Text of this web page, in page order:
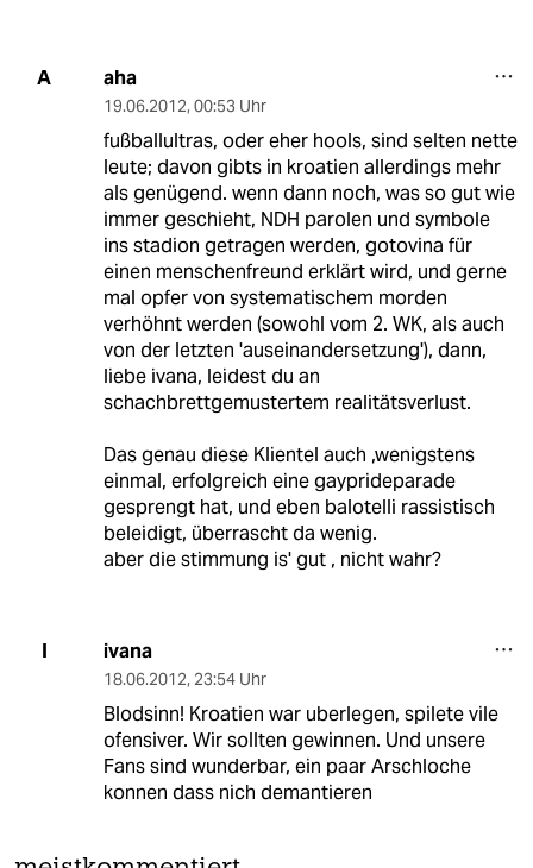
A aha
19.06.2012, 00:53 Uhr
fußballultras, oder eher hools, sind selten nette
leute; davon gibts in kroatien allerdings mehr
als genügend. wenn dann noch, was so gut wie
immer geschieht, NDH parolen und symbole
ins stadion getragen werden, gotovina für
einen menschenfreund erklärt wird, und gerne
mal opfer von systematischem morden
verhöhnt werden (sowohl vom 2. WK, als auch
von der letzten 'auseinandersetzung'), dann,
liebe ivana, leidest du an
schachbrettgemustertem realitätsverlust.
Das genau diese Klientel auch ,wenigstens
einmal, erfolgreich eine gayprideparade
gesprengt hat, und eben balotelli rassistisch
beleidigt, überrascht da wenig.
aber die stimmung is' gut , nicht wahr?
I ivana
18.06.2012, 23:54 Uhr
Blodsinn! Kroatien war uberlegen, spilete vile
ofensiver. Wir sollten gewinnen. Und unsere
Fans sind wunderbar, ein paar Arschloche
konnen dass nich demantieren